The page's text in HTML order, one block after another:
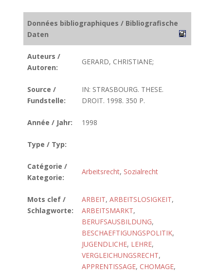
Données bibliographiques / Bibliografische
Daten
Auteurs /
Autoren:
GERARD, CHRISTIANE;
Source /
Fundstelle:
IN: STRASBOURG. THESE.
DROIT. 1998. 350 P.
Année / Jahr: 1998
Type / Typ:
Catégorie /
Kategorie:
Arbeitsrecht, Sozialrecht
Mots clef /
Schlagworte:
ARBEIT, ARBEITSLOSIGKEIT,
ARBEITSMARKT,
BERUFSAUSBILDUNG,
BESCHAEFTIGUNGSPOLITIK,
JUGENDLICHE, LEHRE,
VERGLEICHUNGSRECHT,
APPRENTISSAGE, CHOMAGE,